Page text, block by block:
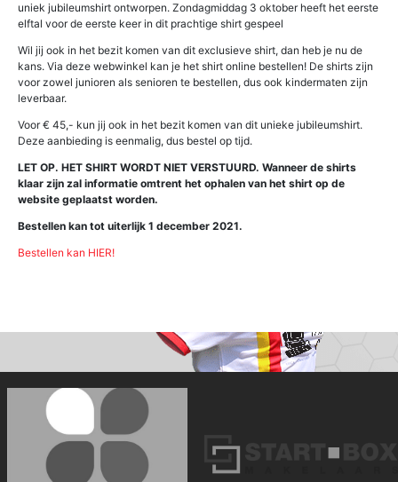
uniek jubileumshirt ontworpen. Zondagmiddag 3 oktober heeft het eerste
elftal voor de eerste keer in dit prachtige shirt gespeel
Wil jij ook in het bezit komen van dit exclusieve shirt, dan heb je nu de
kans. Via deze webwinkel kan je het shirt online bestellen! De shirts zijn
voor zowel junioren als senioren te bestellen, dus ook kindermaten zijn
leverbaar.
Voor € 45,- kun jij ook in het bezit komen van dit unieke jubileumshirt.
Deze aanbieding is eenmalig, dus bestel op tijd.
LET OP. HET SHIRT WORDT NIET VERSTUURD. Wanneer de shirts
klaar zijn zal informatie omtrent het ophalen van het shirt op de
website geplaatst worden.
Bestellen kan tot uiterlijk 1 december 2021.
Bestellen kan HIER!